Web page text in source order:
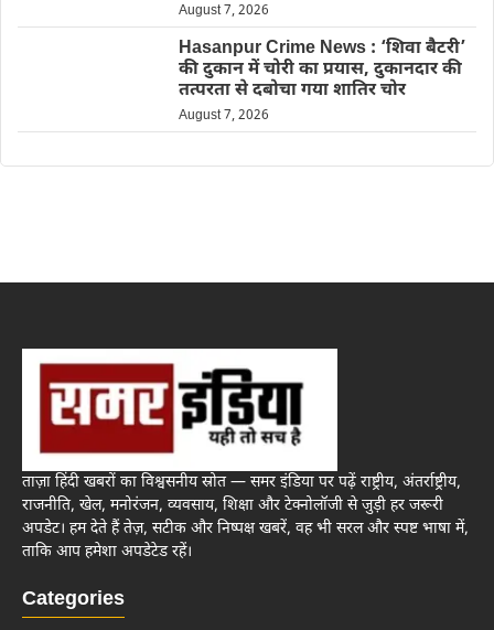
August 7, 2026
Hasanpur Crime News : ‘शिवा बैटरी’
की दुकान में चोरी का प्रयास, दुकानदार की
तत्परता से दबोचा गया शातिर चोर
August 7, 2026
ताज़ा हिंदी खबरों का विश्वसनीय स्रोत — समर इंडिया पर पढ़ें राष्ट्रीय, अंतर्राष्ट्रीय,
राजनीति, खेल, मनोरंजन, व्यवसाय, शिक्षा और टेक्नोलॉजी से जुड़ी हर जरूरी
अपडेट। हम देते हैं तेज़, सटीक और निष्पक्ष खबरें, वह भी सरल और स्पष्ट भाषा में,
ताकि आप हमेशा अपडेटेड रहें।
Categories